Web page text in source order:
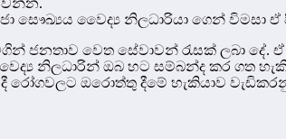
වන්න.
සෞඛ්‍යය වෛද්‍ය නිලධාරියා ගෙන් විමසා
ජනතාව වෙත සේවාවන් රැසක් ලබා දේ.
නිලධාරින් ඔබ හට සම්බන්ද කර ගත
ඔරොත්තු දීමේ හැකියාව